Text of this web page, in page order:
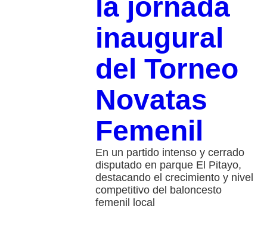
la jornada
inaugural
del Torneo
Novatas
Femenil
En un partido intenso y cerrado
disputado en parque El Pitayo,
destacando el crecimiento y nivel
competitivo del baloncesto
femenil local